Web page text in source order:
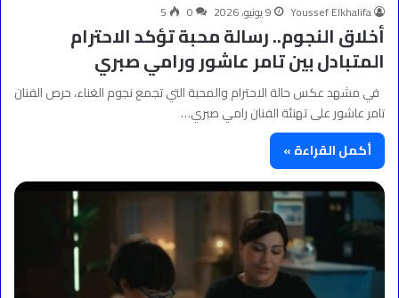
Youssef Elkhalifa 9 يونيو، 2026 0
5
أخلاق النجوم.. رسالة محبة تؤكد الاحترام
المتبادل بين تامر عاشور ورامي صبري
في مشهد عكس حالة الاحترام والمحبة التي تجمع نجوم الغناء، حرص الفنان
تامر عاشور على تهنئة الفنان رامي صبري…
أكمل القراءة »